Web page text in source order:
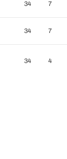
34 7
34 7
34 4